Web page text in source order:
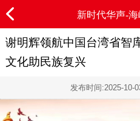
新时代华声-海
谢明辉领航中国台湾省智
文化助民族复兴
发布时间:2025-10-